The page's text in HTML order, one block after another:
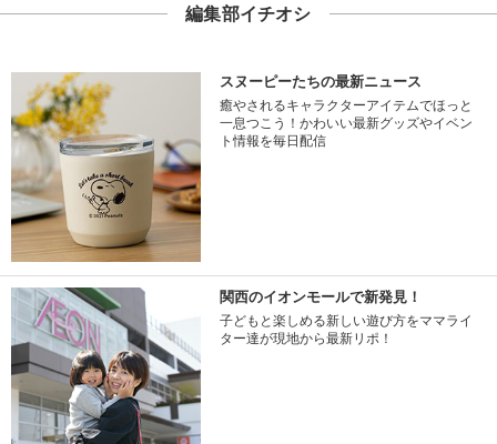
編集部イチオシ
スヌーピーたちの最新ニュース
癒やされるキャラクターアイテムでほっと
一息つこう！かわいい最新グッズやイベン
ト情報を毎日配信
関西のイオンモールで新発見！
子どもと楽しめる新しい遊び方をママライ
ター達が現地から最新リポ！